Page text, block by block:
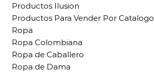
Productos Ilusion
Productos Para Vender Por Catalogo
Ropa
Ropa Colombiana
Ropa de Caballero
Ropa de Dama